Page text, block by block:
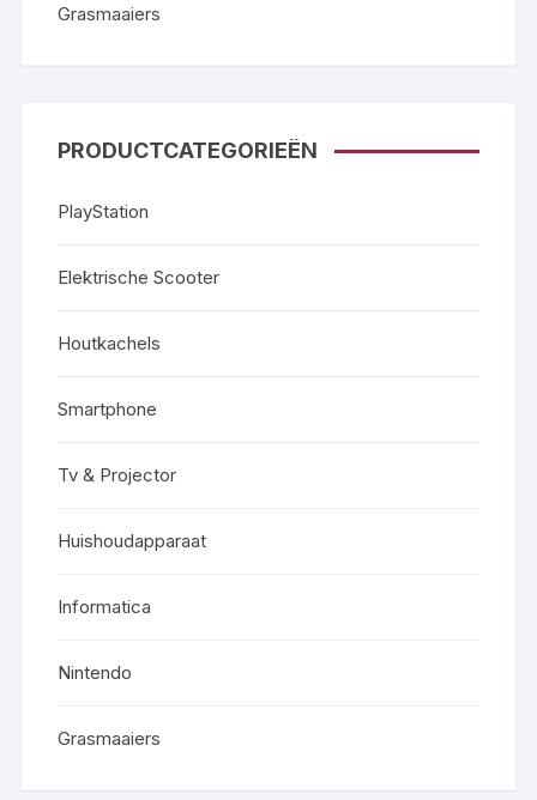
Grasmaaiers
PRODUCTCATEGORIEËN
PlayStation
Elektrische Scooter
Houtkachels
Smartphone
Tv & Projector
Huishoudapparaat
Informatica
Nintendo
Grasmaaiers